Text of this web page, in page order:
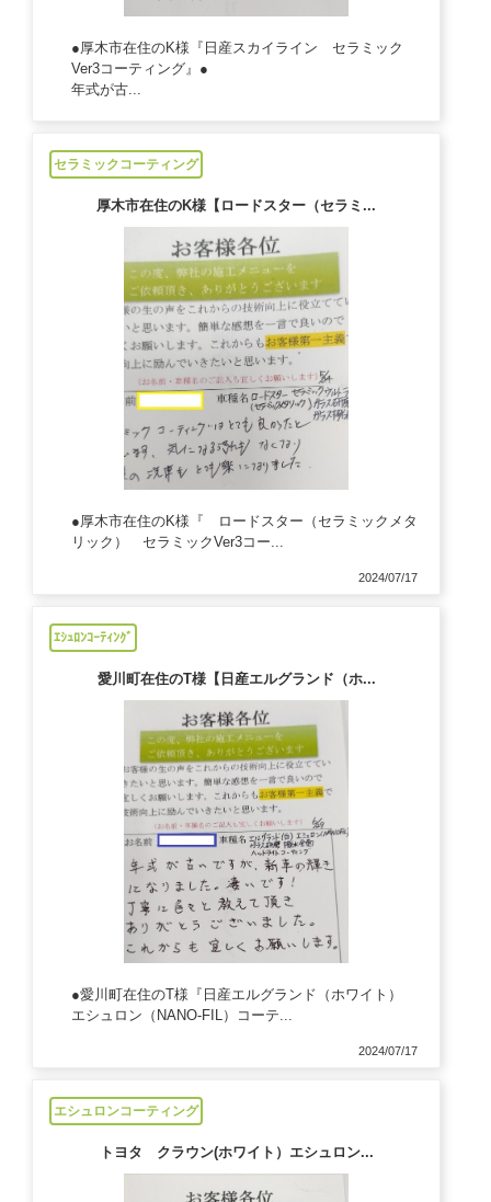
●厚木市在住のK様『日産スカイライン セラミック
Ver3コーティング』●
年式が古...
セラミックコーティング
厚木市在住のK様【ロードスター（セラミ...
●厚木市在住のK様『 ロードスター（セラミックメタ
リック） セラミックVer3コー...
2024/07/17
ｴｼｭﾛﾝｺｰﾃｨﾝｸﾞ
愛川町在住のT様【日産エルグランド（ホ...
●愛川町在住のT様『日産エルグランド（ホワイト）
エシュロン（NANO-FIL）コーテ...
2024/07/17
エシュロンコーティング
トヨタ クラウン(ホワイト）エシュロン...